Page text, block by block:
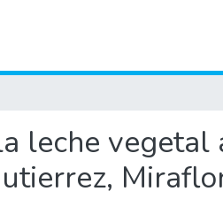
leche vegetal